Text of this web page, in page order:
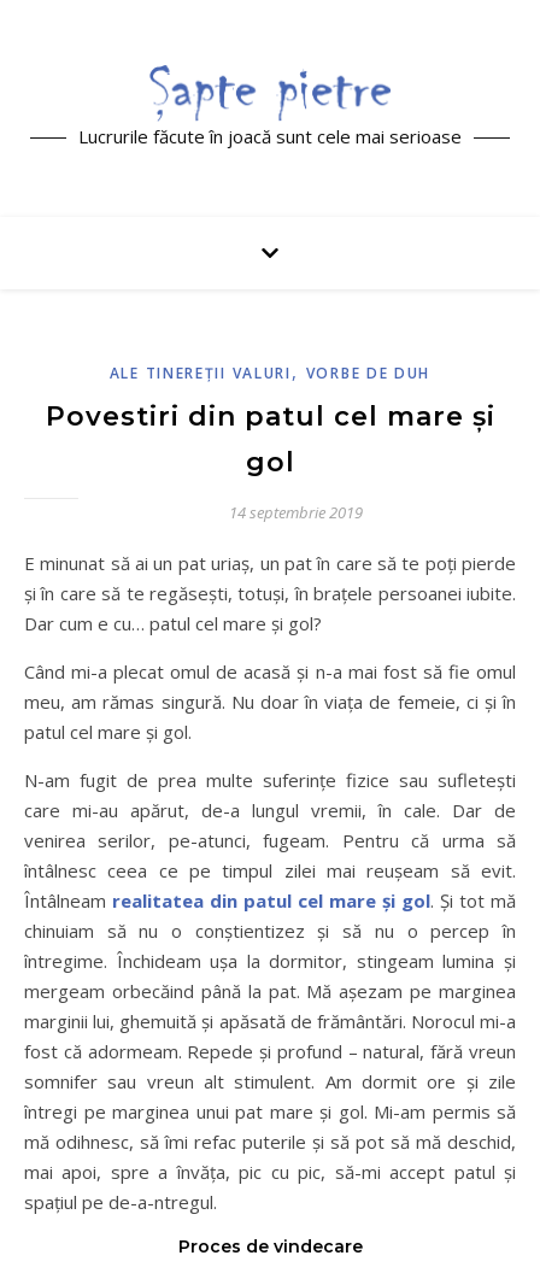
Lucrurile făcute în joacă sunt cele mai serioase
ALE TINEREŢII VALURI , VORBE DE DUH
Povestiri din patul cel mare și
gol
14 septembrie 2019
E minunat să ai un pat uriaș, un pat în care să te poți pierde
și în care să te regăsești, totuși, în brațele persoanei iubite.
Dar cum e cu… patul cel mare și gol?
Când mi-a plecat omul de acasă și n-a mai fost să fie omul
meu, am rămas singură. Nu doar în viața de femeie, ci și în
patul cel mare și gol.
N-am fugit de prea multe suferințe fizice sau sufletești
care mi-au apărut, de-a lungul vremii, în cale. Dar de
venirea serilor, pe-atunci, fugeam. Pentru că urma să
întâlnesc ceea ce pe timpul zilei mai reușeam să evit.
Întâlneam realitatea din patul cel mare și gol. Și tot mă
chinuiam să nu o conștientizez și să nu o percep în
întregime. Închideam ușa la dormitor, stingeam lumina și
mergeam orbecăind până la pat. Mă așezam pe marginea
marginii lui, ghemuită și apăsată de frământări. Norocul mi-a
fost că adormeam. Repede și profund – natural, fără vreun
somnifer sau vreun alt stimulent. Am dormit ore și zile
întregi pe marginea unui pat mare și gol. Mi-am permis să
mă odihnesc, să îmi refac puterile și să pot să mă deschid,
mai apoi, spre a învăța, pic cu pic, să-mi accept patul și
spațiul pe de-a-ntregul.
Proces de vindecare